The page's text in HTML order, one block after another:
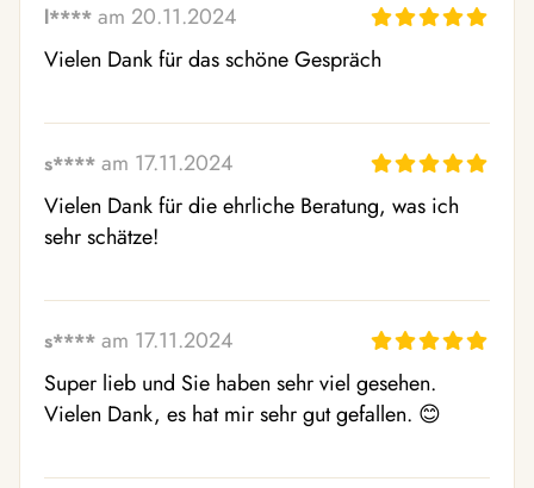
l**** am 20.11.2024
Vielen Dank für das schöne Gespräch
s**** am 17.11.2024
Vielen Dank für die ehrliche Beratung, was ich
sehr schätze!
s**** am 17.11.2024
Super lieb und Sie haben sehr viel gesehen.
Vielen Dank, es hat mir sehr gut gefallen. 😊